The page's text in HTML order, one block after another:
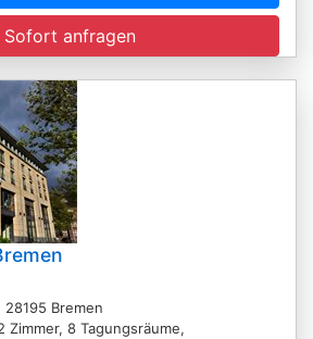
Sofort anfragen
28195 Bremen
Zimmer, 8 Tagungsräume,